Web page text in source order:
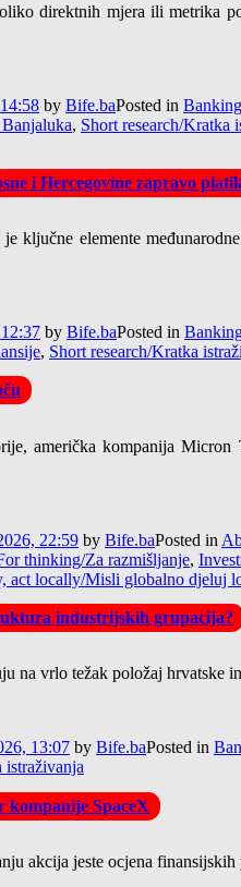
direktnih mjera ili
by Bife.baPosted in
, Short research/Kratka
i Hercegovine zapravo
ključne elemente
by Bife.baPosted in
, Short research/Kratka
američka kompanija
22:59 by Bife.baPosted in
thinking/Za razmišljanje,
act locally/Misli globalno djeluj
industrijskih grupacija?
vrlo težak položaj hrvatske
13:07 by Bife.baPosted in
istraživanja
SpaceX
akcija jeste ocjena finansijskih